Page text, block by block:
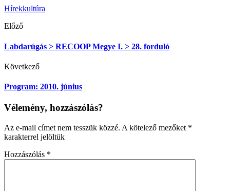
Hírekkultúra
Előző
Labdarúgás > RECOOP Megye I. > 28. forduló
Következő
Program: 2010. június
Vélemény, hozzászólás?
Az e-mail címet nem tesszük közzé. A kötelező mezőket *
karakterrel jelöltük
Hozzászólás *